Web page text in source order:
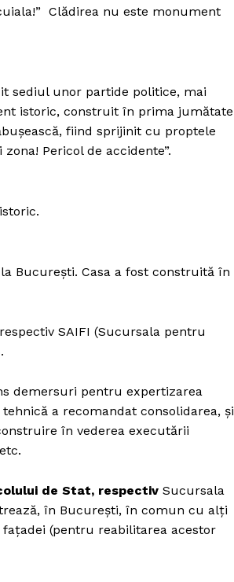
PRESShub
Clădirea nu este monument
sediul unor partide politice, mai
istoric, construit în prima jumătate
fiind sprijinit cu proptele
Pericol de accidente”.
București. Casa a fost construită în
SAIFI (Sucursala pentru
demersuri pentru expertizarea
a recomandat consolidarea, și
în vederea executării
de Stat, respectiv Sucursala
în București, în comun cu alți
(pentru reabilitarea acestor